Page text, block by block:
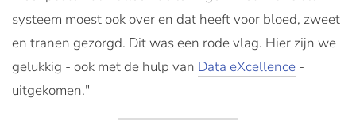
systeem moest ook over en dat heeft voor bloed, zweet
en tranen gezorgd. Dit was een rode vlag. Hier zijn we
gelukkig - ook met de hulp van Data eXcellence -
uitgekomen."